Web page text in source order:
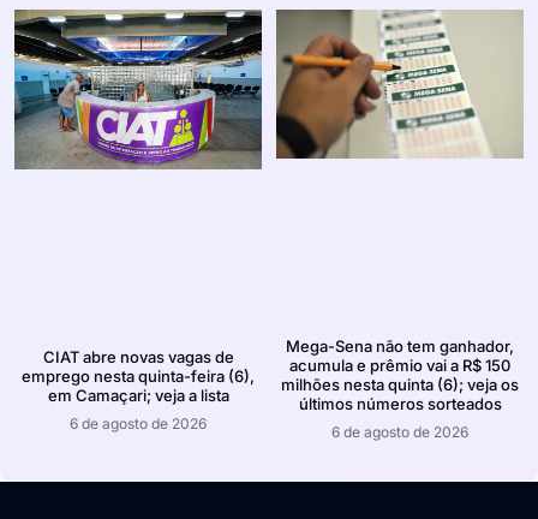
CIAT abre novas vagas de
emprego nesta quinta-feira (6),
em Camaçari; veja a lista
6 de agosto de 2026
Mega-Sena não tem ganhador,
acumula e prêmio vai a R$ 150
milhões nesta quinta (6); veja os
últimos números sorteados
6 de agosto de 2026